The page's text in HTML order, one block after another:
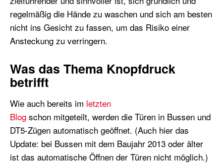
regelmäßig die Hände zu waschen und sich am besten
nicht ins Gesicht zu fassen, um das Risiko einer
Ansteckung zu verringern.
Was das Thema Knopfdruck
betrifft
Wie auch bereits im letzten
Blog schon mitgeteilt, werden die Türen in Bussen und
DT5-Zügen automatisch geöffnet. (Auch hier das
Update: bei Bussen mit dem Baujahr 2013 oder älter
ist das automatische Öffnen der Türen nicht möglich.)